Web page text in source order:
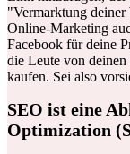
"Vermarktung deiner
Online-Marketing
Facebook für deine
die Leute von
kaufen. Sei also
SEO ist eine
Optimization